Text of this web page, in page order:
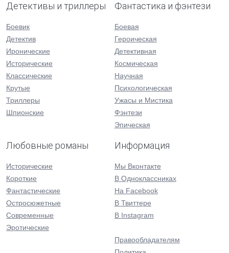
Детективы и триллеры
Боевик
Детектив
Иронические
Исторические
Классические
Крутые
Триллеры
Шпионские
Фантастика и фэнтези
Боевая
Героическая
Детективная
Космическая
Научная
Психологическая
Ужасы и Мистика
Фэнтези
Эпическая
Любовные романы
Исторические
Короткие
Фантастические
Остросюжетные
Современные
Эротические
Информация
Мы Вконтакте
В Одноклассниках
На Facebook
В Твиттере
В Instagram
Правообладателям